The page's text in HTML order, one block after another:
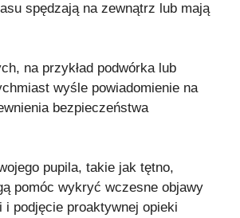
spędzają na zewnątrz lub mają
na przykład podwórka lub
wyśle powiadomienie na
bezpieczeństwa
pupila, takie jak tętno,
pomóc wykryć wczesne objawy
podjęcie proaktywnej opieki